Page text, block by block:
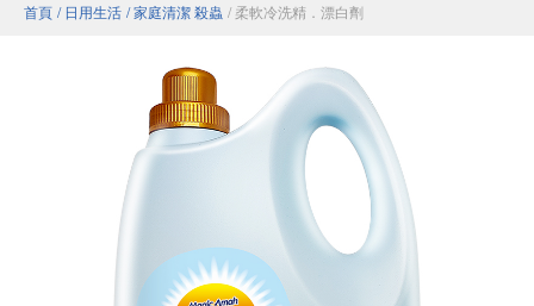
首頁 / 日用生活 / 家庭清潔 殺蟲 / 柔軟冷洗精．漂白劑